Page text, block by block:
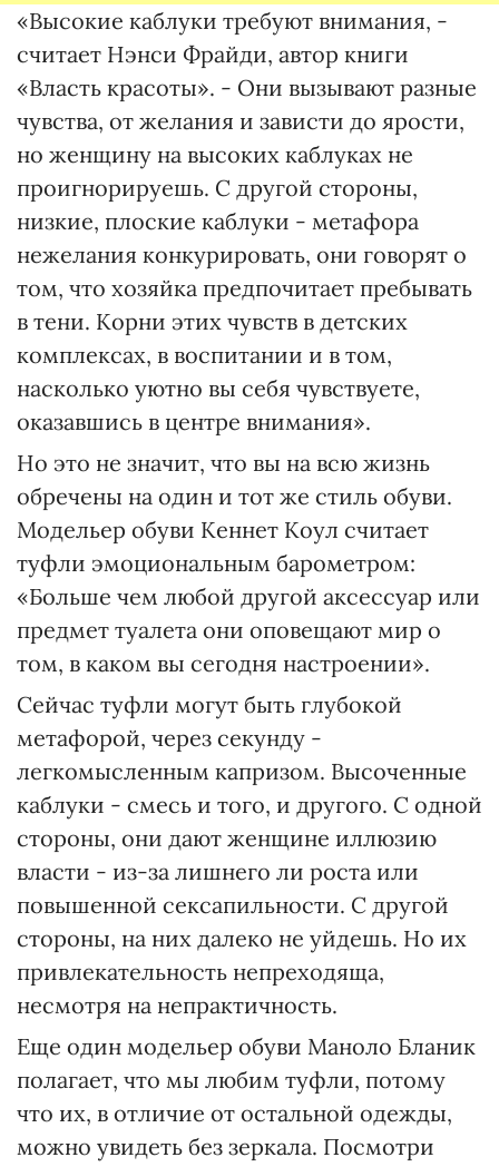
«Высокие каблуки требуют внимания, -
считает Нэнси Фрайди, автор книги
«Власть красоты». - Они вызывают разные
чувства, от желания и зависти до ярости,
но женщину на высоких каблуках не
проигнорируешь. С другой стороны,
низкие, плоские каблуки - метафора
нежелания конкурировать, они говорят о
том, что хозяйка предпочитает пребывать
в тени. Корни этих чувств в детских
комплексах, в воспитании и в том,
насколько уютно вы себя чувствуете,
оказавшись в центре внимания».
Но это не значит, что вы на всю жизнь
обречены на один и тот же стиль обуви.
Модельер обуви Кеннет Коул считает
туфли эмоциональным барометром:
«Больше чем любой другой аксессуар или
предмет туалета они оповещают мир о
том, в каком вы сегодня настроении».
Сейчас туфли могут быть глубокой
метафорой, через секунду -
легкомысленным капризом. Высоченные
каблуки - смесь и того, и другого. С одной
стороны, они дают женщине иллюзию
власти - из-за лишнего ли роста или
повышенной сексапильности. С другой
стороны, на них далеко не уйдешь. Но их
привлекательность непреходяща,
несмотря на непрактичность.
Еще один модельер обуви Маноло Бланик
полагает, что мы любим туфли, потому
что их, в отличие от остальной одежды,
можно увидеть без зеркала. Посмотри